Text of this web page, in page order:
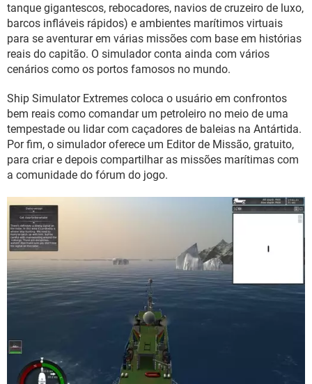
tanque gigantescos, rebocadores, navios de cruzeiro de luxo,
barcos infláveis ​​rápidos) e ambientes marítimos virtuais
para se aventurar em várias missões com base em histórias
reais do capitão. O simulador conta ainda com vários
cenários como os portos famosos no mundo.
Ship Simulator Extremes coloca o usuário em confrontos
bem reais como comandar um petroleiro no meio de uma
tempestade ou lidar com caçadores de baleias na Antártida.
Por fim, o simulador oferece um Editor de Missão, gratuito,
para criar e depois compartilhar as missões marítimas com
a comunidade do fórum do jogo.